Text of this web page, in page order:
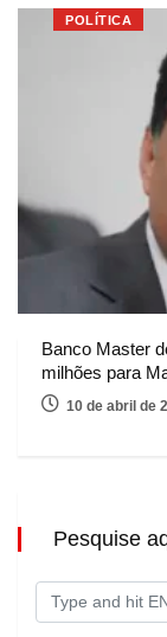
POLÍTICA
Banco Master
milhões para
10 de abril de
Pesquise